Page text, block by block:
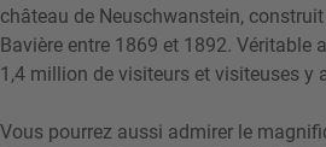
château de Neuschwanstein,
Bavière entre 1869 et 1892. Véritable
1,4 million de visiteurs et visiteuses y
Vous pourrez aussi admirer le